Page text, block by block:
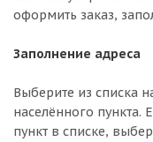
оформить заказ,
Заполнение адреса
Выберите из списка
населённого
пункт в списке,